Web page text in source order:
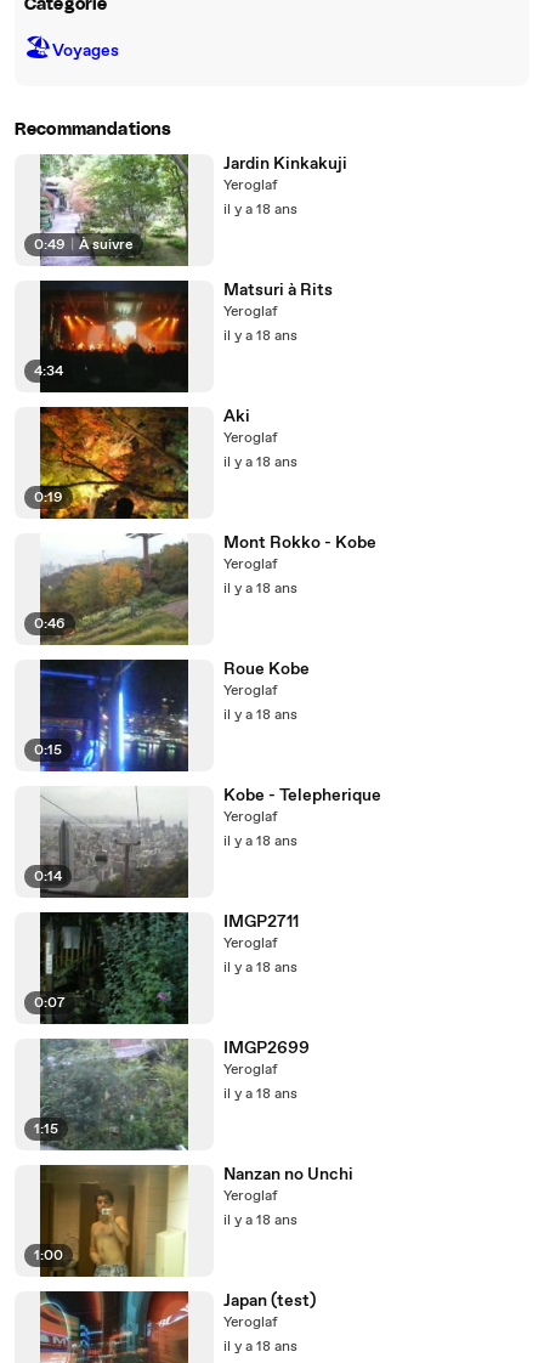
Catégorie
🏖Voyages
Recommandations
0:49 À suivre
Jardin Kinkakuji
Yeroglaf
il y a 18 ans
4:34
Matsuri à Rits
Yeroglaf
il y a 18 ans
0:19
Aki
Yeroglaf
il y a 18 ans
0:46
Mont Rokko - Kobe
Yeroglaf
il y a 18 ans
0:15
Roue Kobe
Yeroglaf
il y a 18 ans
0:14
Kobe - Telepherique
Yeroglaf
il y a 18 ans
0:07
IMGP2711
Yeroglaf
il y a 18 ans
1:15
IMGP2699
Yeroglaf
il y a 18 ans
1:00
Nanzan no Unchi
Yeroglaf
il y a 18 ans
Japan (test)
Yeroglaf
il y a 18 ans